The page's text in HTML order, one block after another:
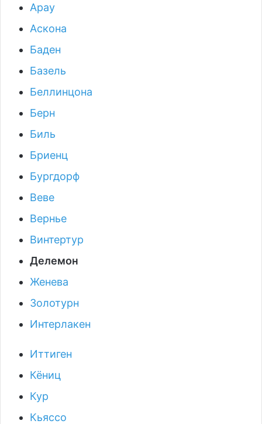
Арау
Аскона
Баден
Базель
Беллинцона
Берн
Биль
Бриенц
Бургдорф
Веве
Вернье
Винтертур
Делемон
Женева
Золотурн
Интерлакен
Иттиген
Кёниц
Кур
Кьяссо